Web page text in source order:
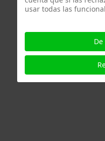
usar todas las